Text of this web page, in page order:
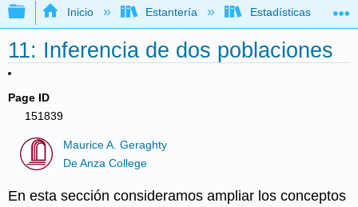
Expandir/contraer jerarquía global
Inicio Estantería Estadísticas
11: Inferencia de dos poblaciones
Page ID
151839
Maurice A. Geraghty
De Anza College
En esta sección consideramos ampliar los conceptos